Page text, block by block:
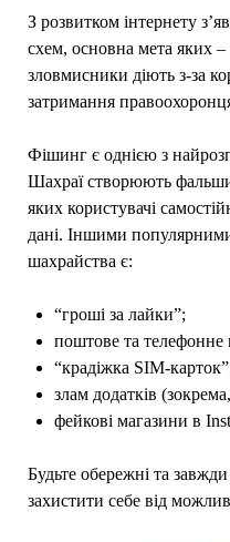
З розвитком інтернету
схем, основна мета яких
зловмисники діють з-за
затримання
Фішинг є однією з
Шахраї створюють
яких користувачі
дані. Іншими
шахрайства є:
“гроші за лайки”;
поштове та телефонне
“крадіжка SIM-
злам додатків
фейкові магазини в
Будьте обережні та
захистити себе від